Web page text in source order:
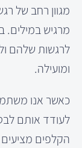
מגוון רחב של
מרגיש במילים.
לרגשות שלהם
ומועילה.
כאשר אנו
לעודד אותם
הקלפים מציעים